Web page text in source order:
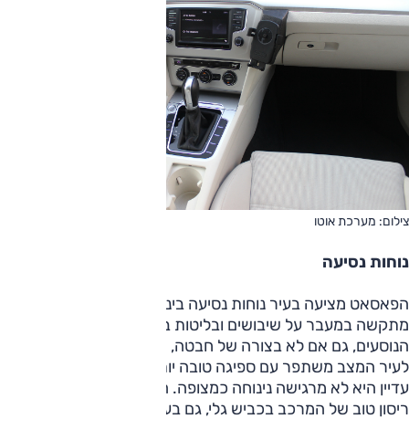
צילום: מערכת אוטו
נוחות נסיעה
הפאסאט מציעה בעיר נוחות נסיעה בינונית בלבד, כאשר היא
מתקשה במעבר על שיבושים ובליטות בכביש ותעביר אותם אל
הנוסעים, גם אם לא בצורה של חבטה, אבל בצורה מורגשת. מחוץ
לעיר המצב משתפר עם ספיגה טובה יותר של מהמורות, אך היא
עדיין היא לא מרגישה נינוחה כמצופה. הדיבידנדים מגיעים בדמות
ריסון טוב של המרכב בכביש גלי, גם בעומס גבוה.